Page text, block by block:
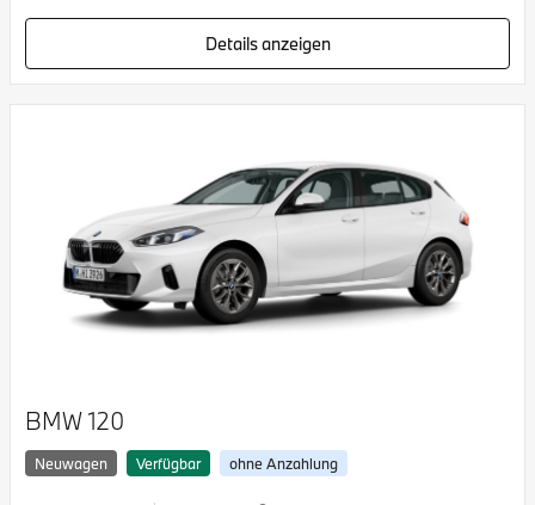
Details anzeigen
BMW 120
Neuwagen Verfügbar ohne Anzahlung